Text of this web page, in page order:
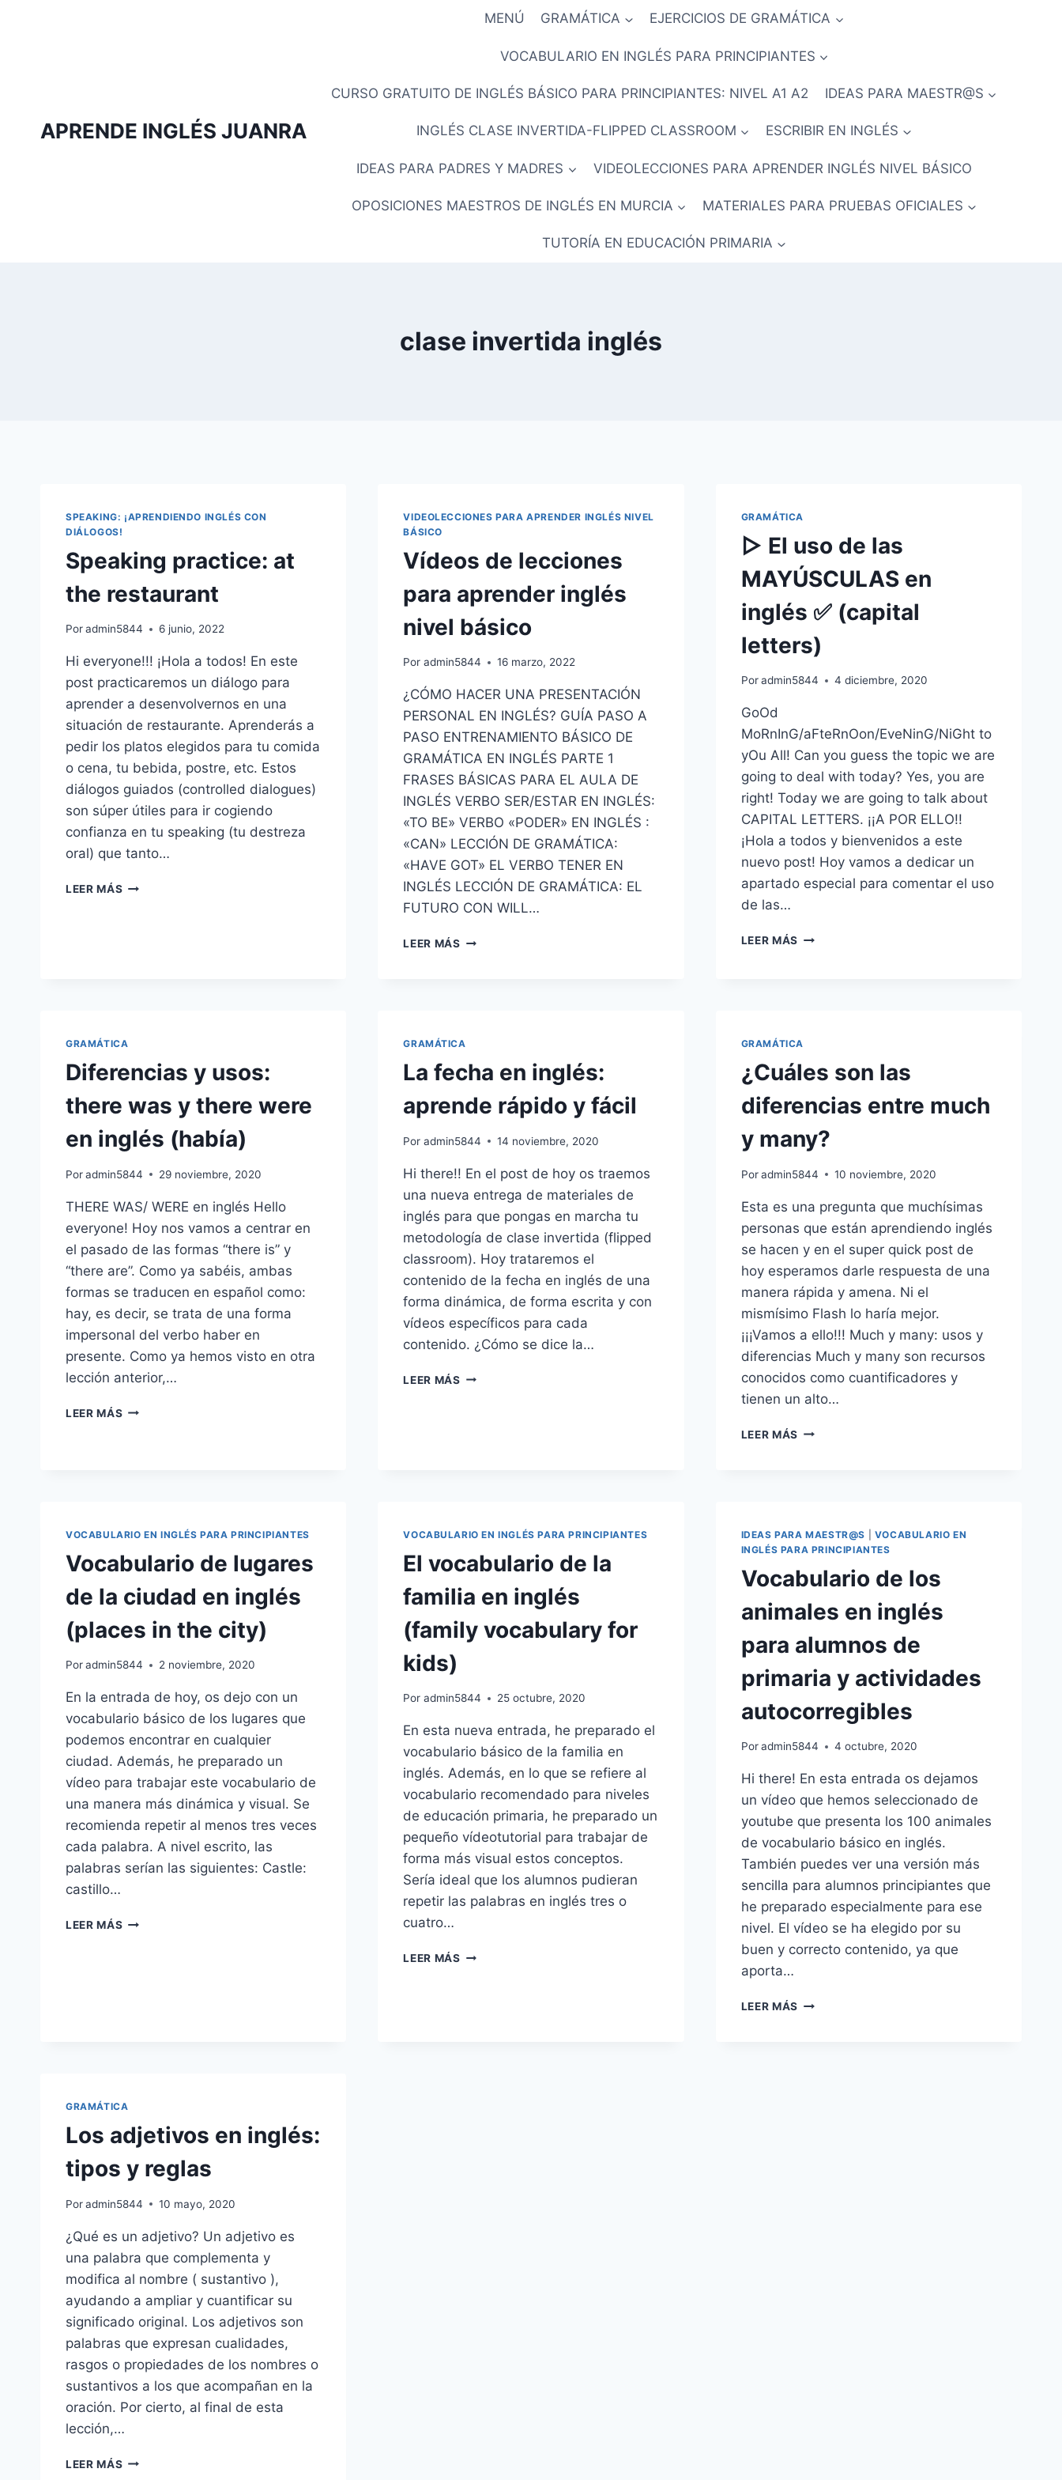
APRENDE INGLÉS JUANRA
MENÚ GRAMÁTICA EJERCICIOS DE GRAMÁTICA
VOCABULARIO EN INGLÉS PARA PRINCIPIANTES
CURSO GRATUITO DE INGLÉS BÁSICO PARA PRINCIPIANTES: NIVEL A1 A2 IDEAS PARA MAESTR@S
INGLÉS CLASE INVERTIDA-FLIPPED CLASSROOM ESCRIBIR EN INGLÉS
IDEAS PARA PADRES Y MADRES VIDEOLECCIONES PARA APRENDER INGLÉS NIVEL BÁSICO
OPOSICIONES MAESTROS DE INGLÉS EN MURCIA MATERIALES PARA PRUEBAS OFICIALES
TUTORÍA EN EDUCACIÓN PRIMARIA
clase invertida inglés
SPEAKING: ¡APRENDIENDO INGLÉS CON
DIÁLOGOS!
Speaking practice: at
the restaurant
Poradmin5844 6 junio, 2022
Hi everyone!!! ¡Hola a todos! En este
post practicaremos un diálogo para
aprender a desenvolvernos en una
situación de restaurante. Aprenderás a
pedir los platos elegidos para tu comida
o cena, tu bebida, postre, etc. Estos
diálogos guiados (controlled dialogues)
son súper útiles para ir cogiendo
confianza en tu speaking (tu destreza
oral) que tanto…
LEER MÁS SPEAKING
VIDEOLECCIONES PARA APRENDER INGLÉS NIVEL
BÁSICO
Vídeos de lecciones
para aprender inglés
nivel básico
Por admin5844 16 marzo, 2022
¿CÓMO HACER UNA PRESENTACIÓN
PERSONAL EN INGLÉS? GUÍA PASO A
PASO ENTRENAMIENTO BÁSICO DE
GRAMÁTICA EN INGLÉS PARTE 1
FRASES BÁSICAS PARA EL AULA DE
INGLÉS VERBO SER/ESTAR EN INGLÉS:
«TO BE» VERBO «PODER» EN INGLÉS :
«CAN» LECCIÓN DE GRAMÁTICA:
«HAVE GOT» EL VERBO TENER EN
INGLÉS LECCIÓN DE GRAMÁTICA: EL
FUTURO CON WILL…
LEER MÁS VÍDEOS
NIVEL
GRAMÁTICA
▷ El uso de las
MAYÚSCULAS en
inglés ✅ (capital
letters)
Por admin5844 4 diciembre, 2020
GoOd
MoRnInG/aFteRnOon/EveNinG/NiGht to
yOu All! Can you guess the topic we are
going to deal with today? Yes, you are
right! Today we are going to talk about
CAPITAL LETTERS. ¡¡A POR ELLO!!
¡Hola a todos y bienvenidos a este
nuevo post! Hoy vamos a dedicar un
apartado especial para comentar el uso
de las…
LEER MÁS
✅
LETTERS)
GRAMÁTICA
Diferencias y usos:
there was y there were
en inglés (había)
Poradmin5844 29 noviembre, 2020
THERE WAS/ WERE en inglés Hello
everyone! Hoy nos vamos a centrar en
el pasado de las formas “there is” y
“there are”. Como ya sabéis, ambas
formas se traducen en español como:
hay, es decir, se trata de una forma
impersonal del verbo haber en
presente. Como ya hemos visto en otra
lección anterior,…
LEER MÁS DIFERENCIAS
EN
INGLÉS
(HABÍA)
GRAMÁTICA
La fecha en inglés:
aprende rápido y fácil
Por admin5844 14 noviembre, 2020
Hi there!! En el post de hoy os traemos
una nueva entrega de materiales de
inglés para que pongas en marcha tu
metodología de clase invertida (flipped
classroom). Hoy trataremos el
contenido de la fecha en inglés de una
forma dinámica, de forma escrita y con
vídeos específicos para cada
contenido. ¿Cómo se dice la…
LEER MÁS LA
GRAMÁTICA
¿Cuáles son las
diferencias entre much
y many?
Por admin5844 10 noviembre, 2020
Esta es una pregunta que muchísimas
personas que están aprendiendo inglés
se hacen y en el super quick post de
hoy esperamos darle respuesta de una
manera rápida y amena. Ni el
mismísimo Flash lo haría mejor.
¡¡¡Vamos a ello!!! Much y many: usos y
diferencias Much y many son recursos
conocidos como cuantificadores y
tienen un alto…
LEER MÁS ¿CUÁLES
Y
MANY?
VOCABULARIO EN INGLÉS PARA PRINCIPIANTES
Vocabulario de lugares
de la ciudad en inglés
(places in the city)
Poradmin5844 2 noviembre, 2020
En la entrada de hoy, os dejo con un
vocabulario básico de los lugares que
podemos encontrar en cualquier
ciudad. Además, he preparado un
vídeo para trabajar este vocabulario de
una manera más dinámica y visual. Se
recomienda repetir al menos tres veces
cada palabra. A nivel escrito, las
palabras serían las siguientes: Castle:
castillo…
LEER MÁS VOCABULARIO
CITY)
VOCABULARIO EN INGLÉS PARA PRINCIPIANTES
El vocabulario de la
familia en inglés
(family vocabulary for
kids)
Por admin5844 25 octubre, 2020
En esta nueva entrada, he preparado el
vocabulario básico de la familia en
inglés. Además, en lo que se refiere al
vocabulario recomendado para niveles
de educación primaria, he preparado un
pequeño vídeotutorial para trabajar de
forma más visual estos conceptos.
Sería ideal que los alumnos pudieran
repetir las palabras en inglés tres o
cuatro…
LEER MÁS EL
IDEAS PARA MAESTR@S
VOCABULARIO EN
INGLÉS PARA PRINCIPIANTES
Vocabulario de los
animales en inglés
para alumnos de
primaria y actividades
autocorregibles
Por admin5844 4 octubre, 2020
Hi there! En esta entrada os dejamos
un vídeo que hemos seleccionado de
youtube que presenta los 100 animales
de vocabulario básico en inglés.
También puedes ver una versión más
sencilla para alumnos principiantes que
he preparado especialmente para ese
nivel. El vídeo se ha elegido por su
buen y correcto contenido, ya que
aporta…
LEER MÁS VOCABULARIO
GRAMÁTICA
Los adjetivos en inglés:
tipos y reglas
Poradmin5844 10 mayo, 2020
¿Qué es un adjetivo? Un adjetivo es
una palabra que complementa y
modifica al nombre ( sustantivo ),
ayudando a ampliar y cuantificar su
significado original. Los adjetivos son
palabras que expresan cualidades,
rasgos o propiedades de los nombres o
sustantivos a los que acompañan en la
oración. Por cierto, al final de esta
lección,…
LEER MÁS LOS